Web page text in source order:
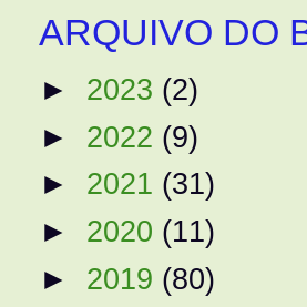
ARQUIVO DO
► 2023 (2)
► 2022 (9)
► 2021 (31)
► 2020 (11)
► 2019 (80)